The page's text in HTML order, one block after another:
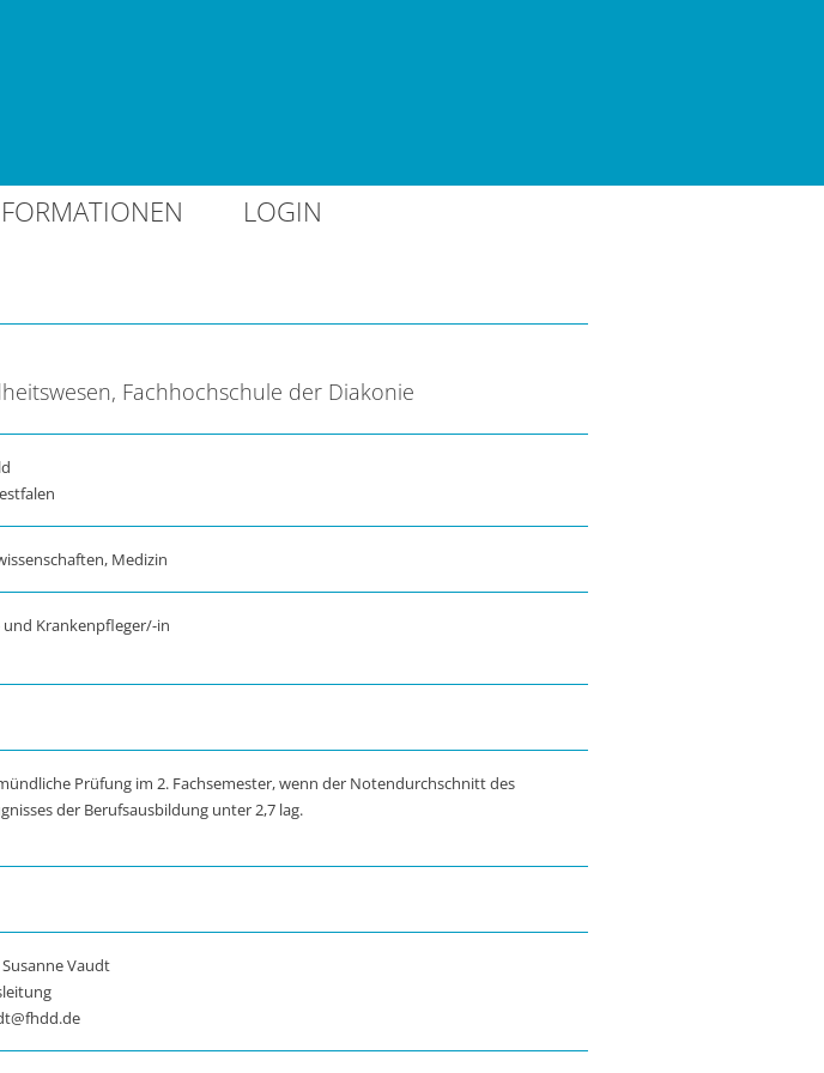
LOGIN
Fachhochschule der Diakonie
Medizin
und Krankenpfleger/-in
Prüfung im 2. Fachsemester, wenn der Notendurchschnitt des
der Berufsausbildung unter 2,7 lag.
Vaudt